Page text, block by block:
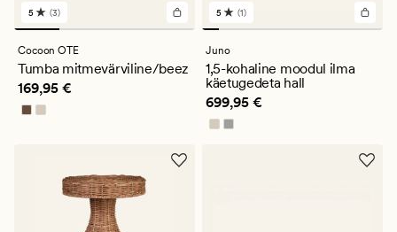
3
arvustust
keskmise
hinnanguga
5
5 (3)
Cocoon OTE
Tumba mitmevärviline/beez
Pris_ee 169,95 €
169,95 €
1
arvustust
keskmise
hinnanguga
5
5 (1)
Juno
1,5-kohaline moodul ilma
käetugedeta hall
Pris_ee 699,95 €
699,95 €